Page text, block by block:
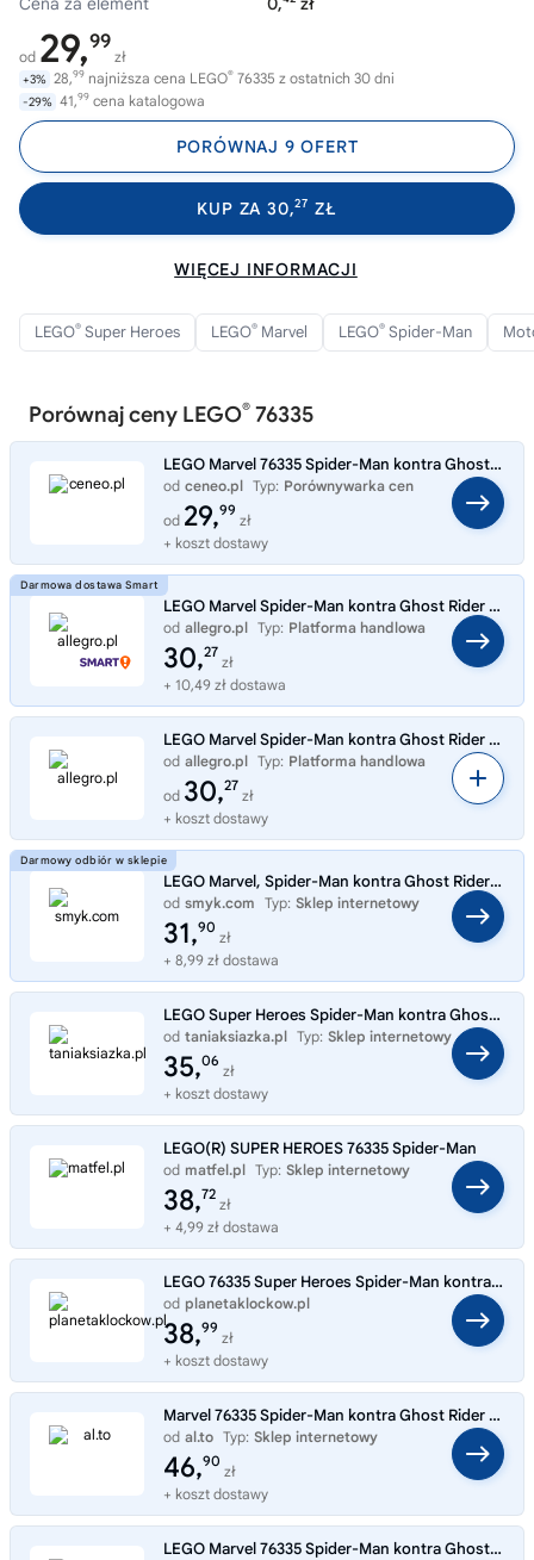
od 29,99
zł
+3% 28,99 najniższa cena LEGO® 76335 z ostatnich 30 dni
-29% 41,99 cena katalogowa
PORÓWNAJ 9 OFERT
KUP ZA 30,27 ZŁ
WIĘCEJ INFORMACJI
LEGO® Super Heroes LEGO® Marvel LEGO® Spider-Man
Porównaj ceny LEGO® 76335
LEGO Marvel 76335 Spider-Man kontra Ghost Rider na motocyklu
od ceneo.pl Typ: Porównywarka cen
od 29,99
zł
+ koszt dostawy
LEGO Marvel Spider-Man kontra Ghost Rider na motocyklu 76335
od allegro.pl Typ: Platforma handlowa
30,27
zł
+ 10,49 zł dostawa
LEGO Marvel Spider-Man kontra Ghost Rider na motocyklu 76335
od allegro.pl Typ: Platforma handlowa
od 30,27
zł
+ koszt dostawy
LEGO Marvel, Spider-Man kontra Ghost Rider na motocyklu, 76335
od smyk.com Typ: Sklep internetowy
31,90
zł
+ 8,99 zł dostawa
LEGO Super Heroes Spider-Man kontra Ghost Rider na motocyklu 76335
od taniaksiazka.pl Typ: Sklep internetowy
35,06
zł
+ koszt dostawy
LEGO(R) SUPER HEROES 76335 Spider-Man
od matfel.pl Typ: Sklep internetowy
38,72
zł
+ 4,99 zł dostawa
LEGO 76335 Super Heroes Spider-Man kontra Ghost Rider na motocyklu
od planetaklockow.pl
Typ:
Sklep internetowy
38,99
zł
+ koszt dostawy
Marvel 76335 Spider-Man kontra Ghost Rider na motocyklu
od al.to Typ: Sklep internetowy
46,90
zł
+ koszt dostawy
LEGO Marvel 76335 Spider-Man kontra Ghost Rider na motocyklu